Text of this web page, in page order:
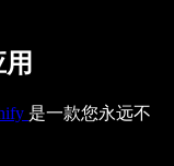
是一款您永远不